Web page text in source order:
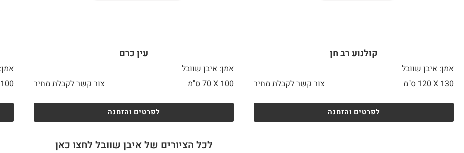
קולנוע רב חן
אמן: איבן שוובל
130 X
צור קשר לקבלת מחיר
לפרטים והזמנה
עין כרם
אמן: איבן שוובל
100 X
צור קשר לקבלת מחיר
לפרטים והזמנה
100 X
לכל הציורים של איבן שוובל לחצו כאן